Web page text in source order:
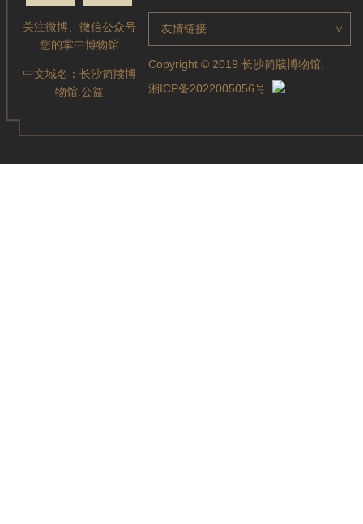
关注微博、微信公众号
您的掌中博物馆
中文域名： 长沙简牍博
物馆.公益
友情链接 >
Copyright © 2019 长沙简牍博物馆.
湘ICP备2022005056号